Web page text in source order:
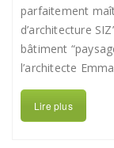
parfaitement
d’architecture
bâtiment
l’architecte
Lire plus